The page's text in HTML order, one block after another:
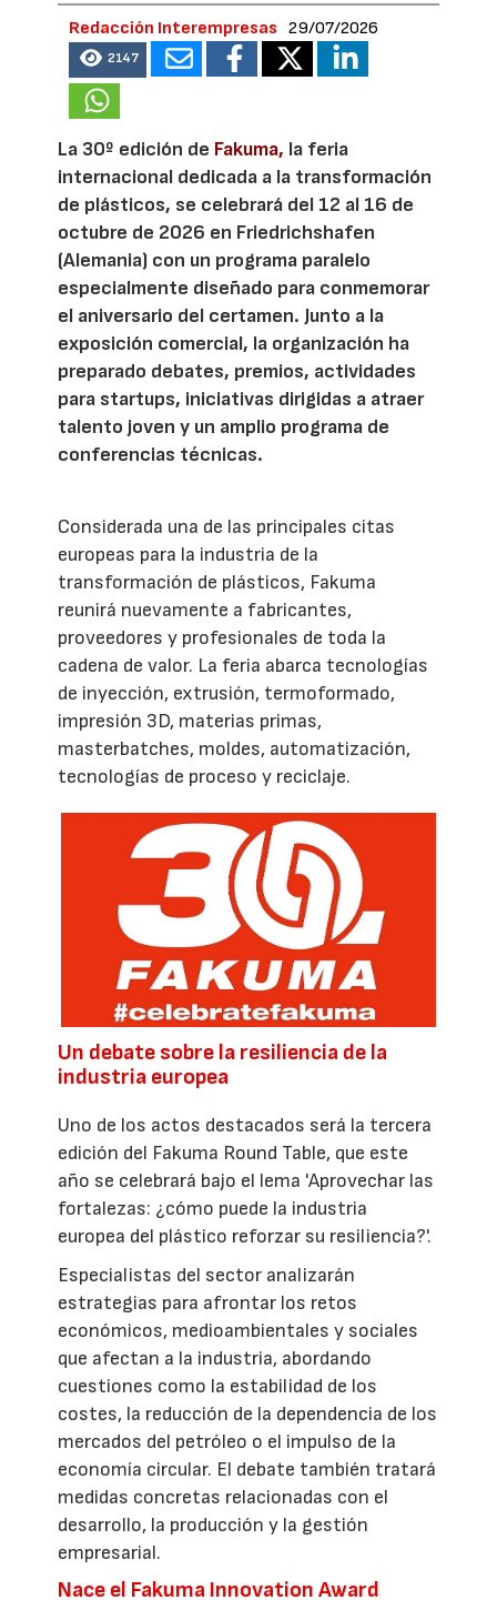
Redacción Interempresas 29/07/2026
2147
La 30º edición de Fakuma, la feria
internacional dedicada a la transformación
de plásticos, se celebrará del 12 al 16 de
octubre de 2026 en Friedrichshafen
(Alemania) con un programa paralelo
especialmente diseñado para conmemorar
el aniversario del certamen. Junto a la
exposición comercial, la organización ha
preparado debates, premios, actividades
para startups, iniciativas dirigidas a atraer
talento joven y un amplio programa de
conferencias técnicas.
Considerada una de las principales citas
europeas para la industria de la
transformación de plásticos, Fakuma
reunirá nuevamente a fabricantes,
proveedores y profesionales de toda la
cadena de valor. La feria abarca tecnologías
de inyección, extrusión, termoformado,
impresión 3D, materias primas,
masterbatches, moldes, automatización,
tecnologías de proceso y reciclaje.
Un debate sobre la resiliencia de la
industria europea
Uno de los actos destacados será la tercera
edición del Fakuma Round Table, que este
año se celebrará bajo el lema 'Aprovechar las
fortalezas: ¿cómo puede la industria
europea del plástico reforzar su resiliencia?'.
Especialistas del sector analizarán
estrategias para afrontar los retos
económicos, medioambientales y sociales
que afectan a la industria, abordando
cuestiones como la estabilidad de los
costes, la reducción de la dependencia de los
mercados del petróleo o el impulso de la
economía circular. El debate también tratará
medidas concretas relacionadas con el
desarrollo, la producción y la gestión
empresarial.
Nace el Fakuma Innovation Award